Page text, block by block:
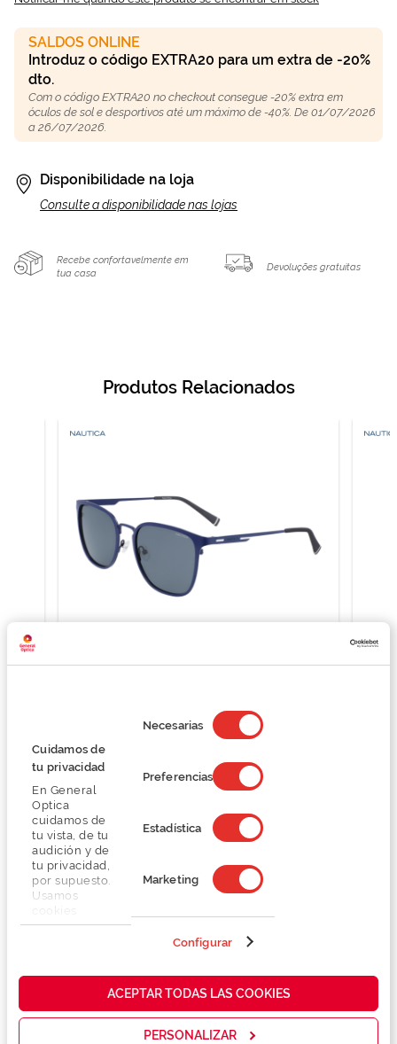
Cuidamos de
tu privacidad
En General
Optica
cuidamos de
tu vista, de tu
audición y de
tu privacidad,
por supuesto.
Usamos
propias y de
cómo mejorar
servicios y
de
consentimiento
Necesarias
Preferencias
Estadística
Marketing
Configurar
ACEPTAR TODAS LAS COOKIES
PERSONALIZAR
SALDOS ONLINE
Introduz o código EXTRA20 para um extra de -20%
dto.
Com o código EXTRA20 no checkout consegue -20% extra em
óculos de sol e desportivos até um máximo de -40%. De 01/07/2026
a 26/07/2026.
Disponibilidade na loja
Consulte a disponibilidade nas lojas
Recebe confortavelmente em
tua casa
Devoluções gratuitas
Produtos Relacionados
85,00 €
Detalhes
Conselhos